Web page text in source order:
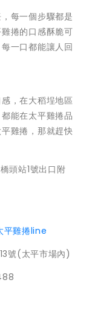
每一個步驟都是
捲的口感酥脆可
一口都能讓人回
，在大稻埕地區
能在太平雞捲品
雞捲，那就趕快
頭站1號出口附
雞捲line
號(太平市場內)